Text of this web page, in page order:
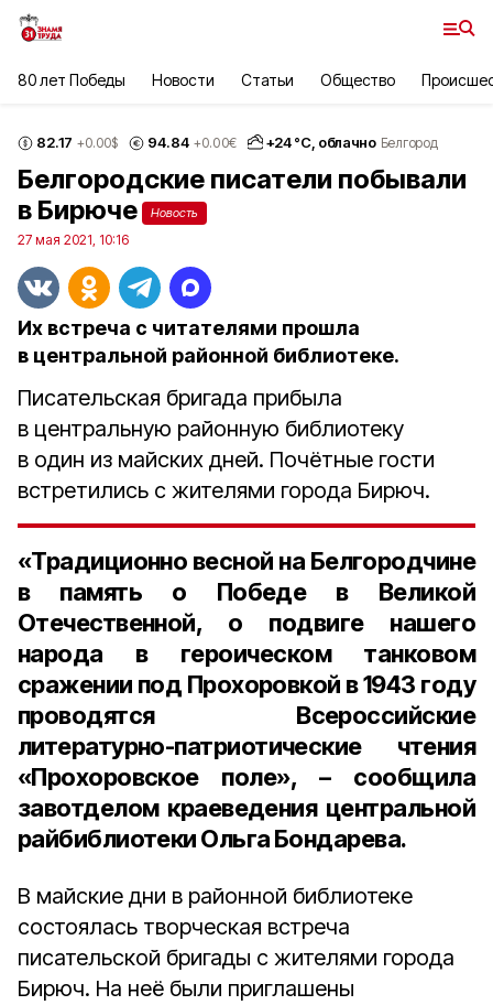
80 лет Победы Новости Статьи Общество
82.17 +0.00$ 94.84 +0.00€ +24°С, облачно Белгород
Белгородские писатели побывали
в Бирюче
Новость
27 мая 2021, 10:16
Их встреча с читателями прошла
в центральной районной библиотеке.
Писательская бригада прибыла
в центральную районную библиотеку
в один из майских дней. Почётные гости
встретились с жителями города Бирюч.
«Традиционно весной на Белгородчине
в память о Победе в Великой
Отечественной, о подвиге нашего
народа в героическом танковом
сражении под Прохоровкой в1943 году
проводятся Всероссийские
литературно-патриотические чтения
«Прохоровское поле», – сообщила
завотделом краеведения центральной
райбиблиотеки Ольга Бондарева.
В майские дни в районной библиотеке
состоялась творческая встреча
писательской бригады с жителями города
Бирюч. На неё были приглашены